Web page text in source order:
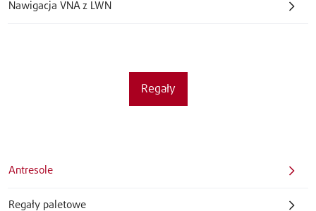
Nawigacja VNA z LWN
Regały
Antresole
Regały paletowe